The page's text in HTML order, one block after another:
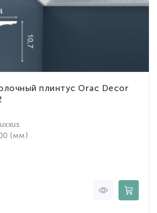
плинтус Orac Decor
(мм)